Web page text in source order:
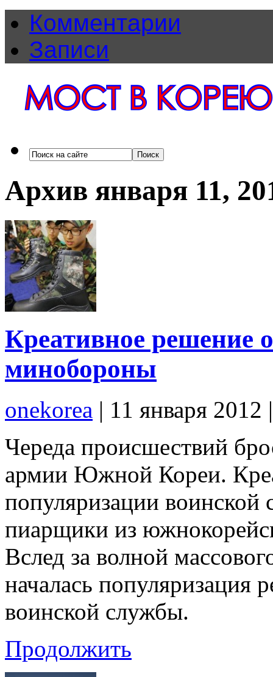
Комментарии
Записи
Архив января 11,
Креативное решение
минобороны
onekorea | 11 января 2012
Череда происшествий
армии Южной Кореи.
популяризации
пиарщики из
Вслед за волной
началась популяризация
воинской службы.
Продолжить